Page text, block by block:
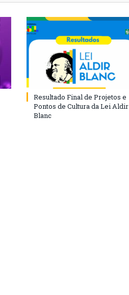
Resultado Final de Projetos e
Pontos de Cultura da Lei Aldir
Blanc